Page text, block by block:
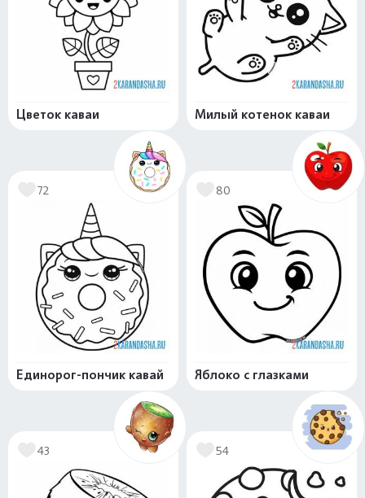
Цветок каваи Милый котенок каваи
72
Единорог-пончик кавай
80
Яблоко с глазками
43 54